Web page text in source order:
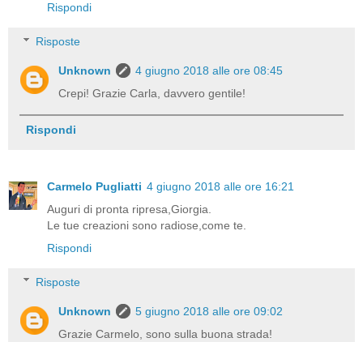
Rispondi
Risposte
Unknown
4 giugno 2018 alle ore 08:45
Crepi! Grazie Carla, davvero gentile!
Rispondi
Carmelo Pugliatti 4 giugno 2018 alle ore 16:21
Auguri di pronta ripresa,Giorgia.
Le tue creazioni sono radiose,come te.
Rispondi
Risposte
Unknown
5 giugno 2018 alle ore 09:02
Grazie Carmelo, sono sulla buona strada!